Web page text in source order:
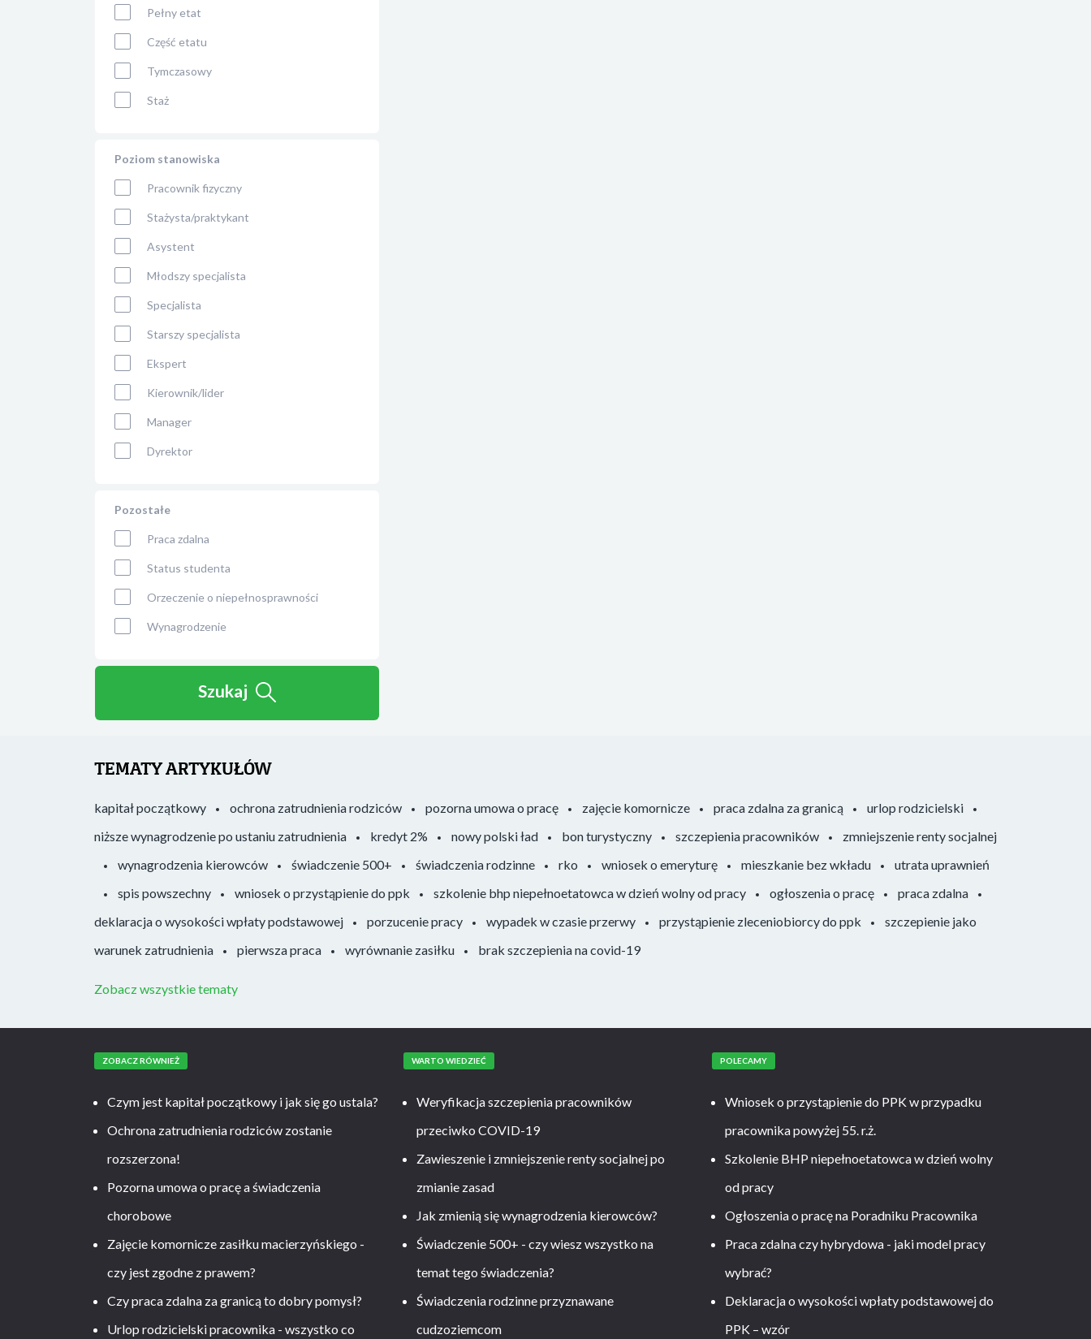
Pełny etat
Część etatu
Tymczasowy
Staż
Poziom stanowiska
Pracownik fizyczny
Stażysta/praktykant
Asystent
Młodszy specjalista
Specjalista
Starszy specjalista
Ekspert
Kierownik/lider
Manager
Dyrektor
Pozostałe
Praca zdalna
Status studenta
Orzeczenie o niepełnosprawności
Wynagrodzenie
Szukaj
TEMATY ARTYKUŁÓW
kapitał początkowy ochrona zatrudnienia rodziców pozorna umowa o pracę zajęcie komornicze praca zdalna za granicą
urlop rodzicielski
niższe wynagrodzenie po ustaniu zatrudnienia
kredyt 2% nowy polski ład bon turystyczny szczepienia pracowników
zmniejszenie renty socjalnej
wynagrodzenia kierowców
świadczenie 500+ świadczenia rodzinne rko wniosek o emeryturę mieszkanie bez wkładu
utrata uprawnień
spis powszechny
wniosek o przystąpienie do ppk szkolenie bhp niepełnoetatowca w dzień wolny od pracy ogłoszenia o pracę
praca zdalna
deklaracja o wysokości wpłaty podstawowej
porzucenie pracy wypadek w czasie przerwy przystąpienie zleceniobiorcy do ppk
szczepienie jako
warunek zatrudnienia
pierwsza praca wyrównanie zasiłku brak szczepienia na covid-19
Zobacz wszystkie tematy
ZOBACZ RÓWNIEŻ
Czym jest kapitał początkowy i jak się go ustala?
Ochrona zatrudnienia rodziców zostanie
rozszerzona!
Pozorna umowa o pracę a świadczenia
chorobowe
Zajęcie komornicze zasiłku macierzyńskiego -
czy jest zgodne z prawem?
Czy praca zdalna za granicą to dobry pomysł?
Urlop rodzicielski pracownika - wszystko co
WARTO WIEDZIEĆ
Weryfikacja szczepienia pracowników
przeciwko COVID-19
Zawieszenie i zmniejszenie renty socjalnej po
zmianie zasad
Jak zmienią się wynagrodzenia kierowców?
Świadczenie 500+ - czy wiesz wszystko na
temat tego świadczenia?
Świadczenia rodzinne przyznawane
cudzoziemcom
POLECAMY
Wniosek o przystąpienie do PPK w przypadku
pracownika powyżej 55. r.ż.
Szkolenie BHP niepełnoetatowca w dzień wolny
od pracy
Ogłoszenia o pracę na Poradniku Pracownika
Praca zdalna czy hybrydowa - jaki model pracy
wybrać?
Deklaracja o wysokości wpłaty podstawowej do
PPK – wzór